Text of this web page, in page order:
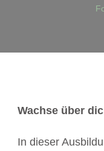
Wachse über
In dieser